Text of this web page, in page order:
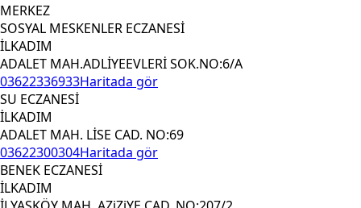
MERKEZ
SOSYAL MESKENLER ECZANESİ
İLKADIM
ADALET MAH.ADLİYEEVLERİ SOK.NO:6/A
03622336933Haritada gör
SU ECZANESİ
İLKADIM
ADALET MAH. LİSE CAD. NO:69
03622300304Haritada gör
BENEK ECZANESİ
İLKADIM